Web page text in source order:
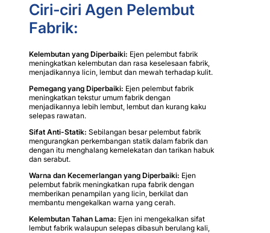
Ciri-ciri Agen Pelembut
Fabrik:
Kelembutan yang Diperbaiki: Ejen pelembut fabrik
meningkatkan kelembutan dan rasa keselesaan fabrik,
menjadikannya licin, lembut dan mewah terhadap kulit.
Pemegang yang Diperbaiki: Ejen pelembut fabrik
meningkatkan tekstur umum fabrik dengan
menjadikannya lebih lembut, lembut dan kurang kaku
selepas rawatan.
Sifat Anti-Statik: Sebilangan besar pelembut fabrik
mengurangkan perkembangan statik dalam fabrik dan
dengan itu menghalang kemelekatan dan tarikan habuk
dan serabut.
Warna dan Kecemerlangan yang Diperbaiki: Ejen
pelembut fabrik meningkatkan rupa fabrik dengan
memberikan penampilan yang licin, berkilat dan
membantu mengekalkan warna yang cerah.
Kelembutan Tahan Lama: Ejen ini mengekalkan sifat
lembut fabrik walaupun selepas dibasuh berulang kali,